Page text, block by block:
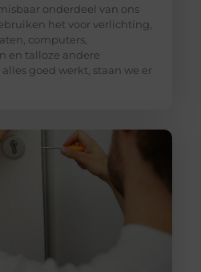
onderdeel van ons
het voor verlichting,
computers,
en talloze andere
goed werkt, staan we er